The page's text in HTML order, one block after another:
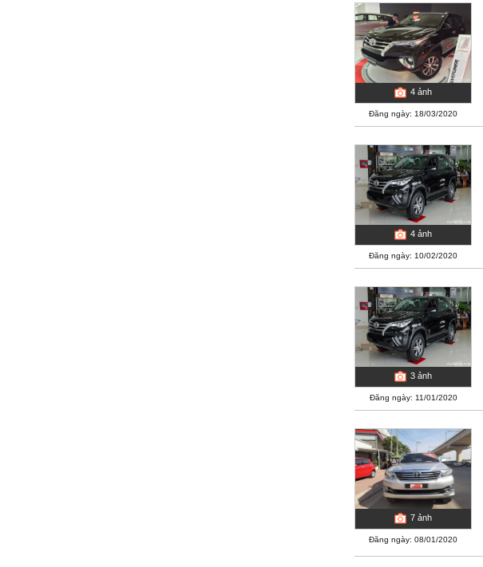
4 ảnh
Đăng ngày: 18/03/2020
4 ảnh
Đăng ngày: 10/02/2020
3 ảnh
Đăng ngày: 11/01/2020
7 ảnh
Đăng ngày: 08/01/2020